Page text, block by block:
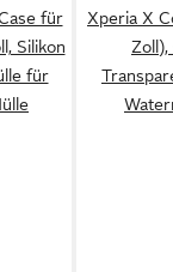
für
Silikon
für
Xperia X
Zoll),